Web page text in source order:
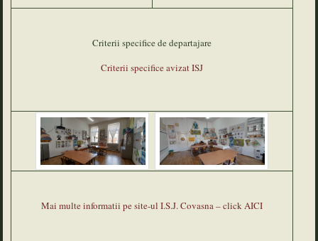
Criterii specifice de departajare
Criterii specifice avizat ISJ
Mai multe informatii pe site-ul I.S.J. Covasna – click AICI